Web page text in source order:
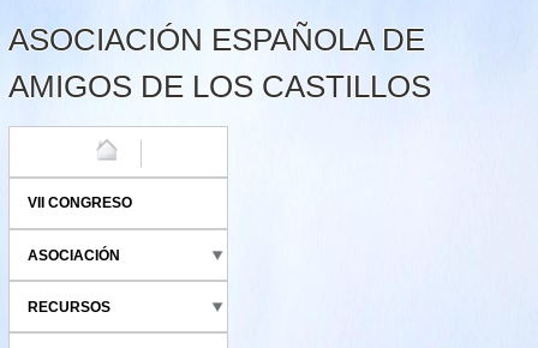
ASOCIACIÓN ESPAÑOLA DE
AMIGOS DE LOS CASTILLOS
VII CONGRESO
ASOCIACIÓN
RECURSOS